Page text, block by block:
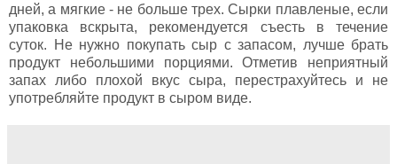
дней, а мягкие - не больше трех. Сырки плавленые, если
упаковка вскрыта, рекомендуется съесть в течение
суток. Не нужно покупать сыр с запасом, лучше брать
продукт небольшими порциями. Отметив неприятный
запах либо плохой вкус сыра, перестрахуйтесь и не
употребляйте продукт в сыром виде.